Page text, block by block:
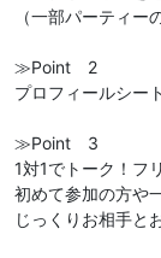
（一部パーティー
≫Point 2
プロフィールシー
≫Point 3
1対1でトーク！フ
初めて参加の方や
じっくりお相手と